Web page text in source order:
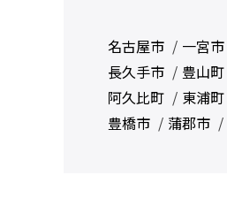
名古屋市 一宮市
長久手市
豊山町
阿久比町
東浦町
豊橋市
蒲郡市